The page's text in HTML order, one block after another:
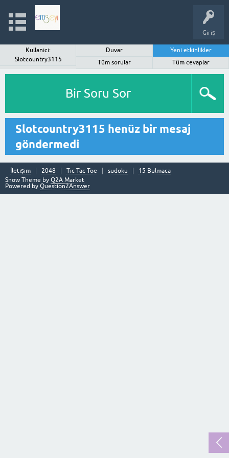
Giriş
Kullanıcı:
Slotcountry3115
Duvar
Yeni etkinlikler
Tüm sorular
Tüm cevaplar
Bir Soru Sor
Slotcountry3115 henüz bir mesaj
göndermedi
İletişim 2048 Tic Tac Toe sudoku
15 Bulmaca
Snow Theme by Q2A Market
Powered by Question2Answer